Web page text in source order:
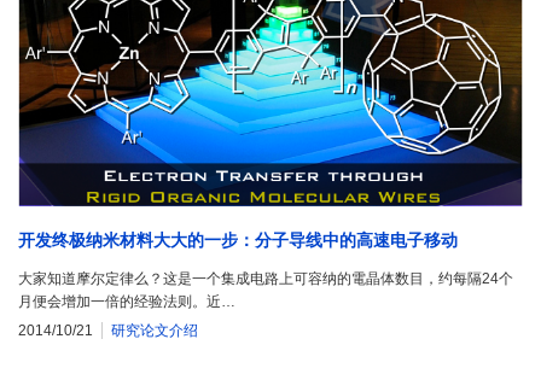
开发终极纳米材料大大的一步：分子导线中的高速电子移动
大家知道摩尔定律么？这是一个集成电路上可容纳的電晶体数目，约每隔24个
月便会增加一倍的经验法则。近…
2014/10/21
研究论文介绍